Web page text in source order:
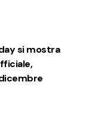
si mostra